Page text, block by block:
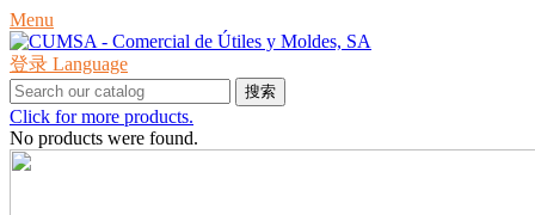
Menu
登录 Language
搜索
Click for more products.
No products were found.